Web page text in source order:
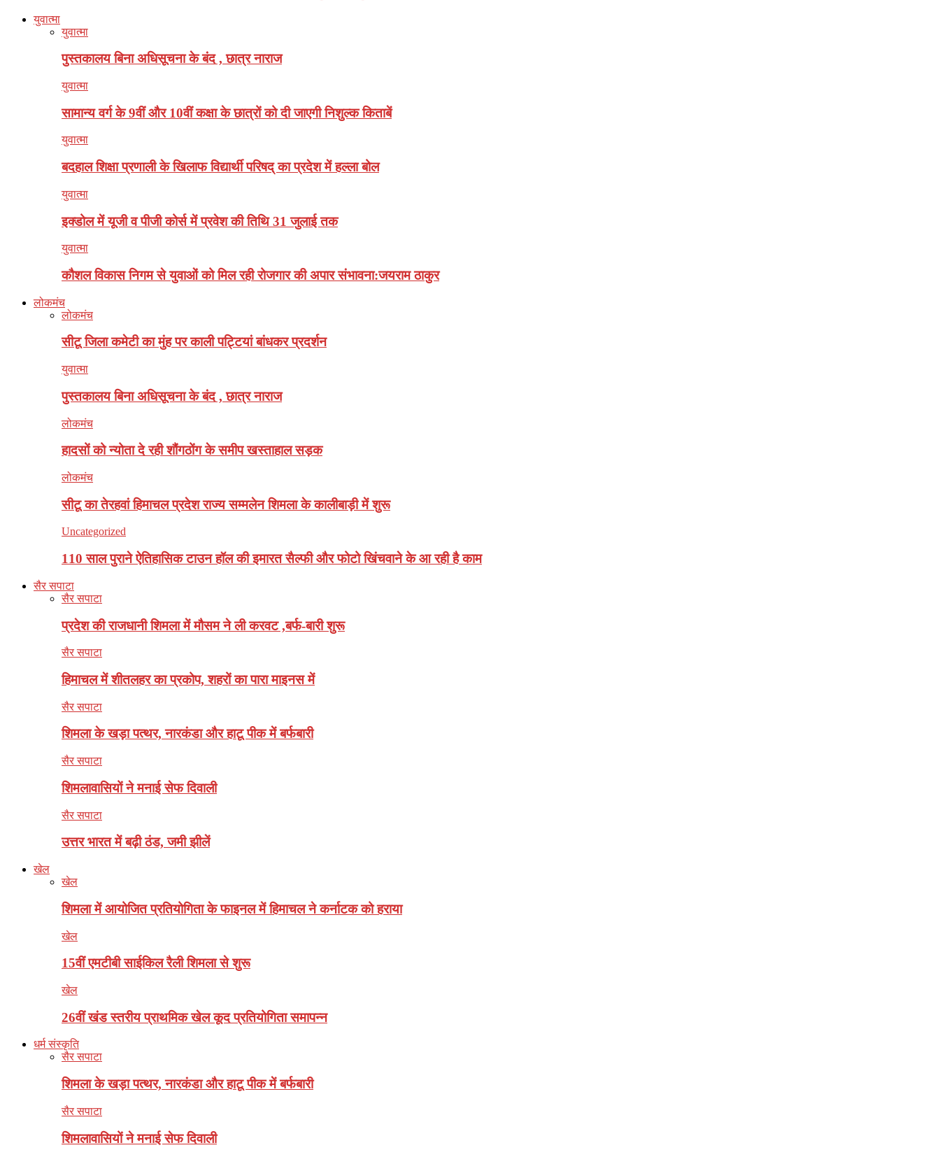
युवात्मा
युवात्मा
पुस्तकालय बिना अधिसूचना के बंद , छात्र नाराज
युवात्मा
सामान्य वर्ग के 9वीं और 10वीं कक्षा के छात्रों को दी जाएगी निशुल्क किताबें
युवात्मा
बदहाल शिक्षा प्रणाली के खिलाफ विद्यार्थी परिषद् का प्रदेश में हल्ला बोल
युवात्मा
इक्डोल में यूजी व पीजी कोर्स में प्रवेश की तिथि 31 जुलाई तक
युवात्मा
कौशल विकास निगम से युवाओं को मिल रही रोजगार की अपार संभावना:जयराम ठाकुर
लोकमंच
लोकमंच
सीटू जिला कमेटी का मुंह पर काली पट्टियां बांधकर प्रदर्शन
युवात्मा
पुस्तकालय बिना अधिसूचना के बंद , छात्र नाराज
लोकमंच
हादसों को न्योता दे रही शौंगठोंग के समीप खस्ताहाल सड़क
लोकमंच
सीटू का तेरहवां हिमाचल प्रदेश राज्य सम्मलेन शिमला के कालीबाड़ी में शुरू
Uncategorized
110 साल पुराने ऐतिहासिक टाउन हॉल की इमारत सैल्फी और फोटो खिंचवाने के आ रही है काम
सैर सपाटा
सैर सपाटा
प्रदेश की राजधानी शिमला में मौसम ने ली करवट ,बर्फ-बारी शुरू
सैर सपाटा
हिमाचल में शीतलहर का प्रकोप, शहरों का पारा माइनस में
सैर सपाटा
शिमला के खड़ा पत्थर, नारकंडा और हाटू पीक में बर्फबारी
सैर सपाटा
शिमलावासियों ने मनाई सेफ दिवाली
सैर सपाटा
उत्तर भारत में बढ़ी ठंड, जमी झीलें
खेल
खेल
शिमला में आयोजित प्रतियोगिता के फाइनल में हिमाचल ने कर्नाटक को हराया
खेल
15वीं एमटीबी साईकिल रैली शिमला से शुरू
खेल
26वीं खंड स्तरीय प्राथमिक खेल कूद प्रतियोगिता समापन्न
धर्म संस्कृति
सैर सपाटा
शिमला के खड़ा पत्थर, नारकंडा और हाटू पीक में बर्फबारी
सैर सपाटा
शिमलावासियों ने मनाई सेफ दिवाली